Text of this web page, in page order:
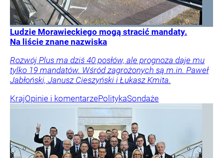
Ludzie Morawieckiego mogą stracić mandaty.
Na liście znane nazwiska
Rozwój Plus ma dziś 40 posłów, ale prognoza daje mu
tylko 19 mandatów. Wśród zagrożonych są m.in. Paweł
Jabłoński, Janusz Cieszyński i Łukasz Kmita.
KrajOpinie i komentarzePolitykaSondaże